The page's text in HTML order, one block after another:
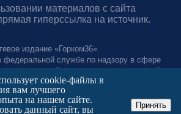
материалов с сайта
гиперссылка на источник.
издание «Горком36».
федеральной службе по надзору в сфере
технологий и массовых коммуникаций.
ЭЛ № ФС77-88966 от 21 января 2025 г.
автономное учреждение "Агентство
коммуникаций"
cookie-файлы в
вам лучшего
на нашем сайте.
данный сайт, вы
Принять